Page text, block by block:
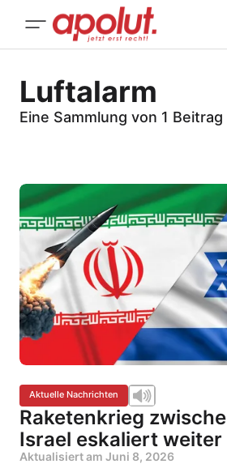
Luftalarm
Eine Sammlung von 1 Beitrag
Aktuelle Nachrichten
Raketenkrieg
Israel eskaliert weiter
Aktualisiert am Juni 8, 2026